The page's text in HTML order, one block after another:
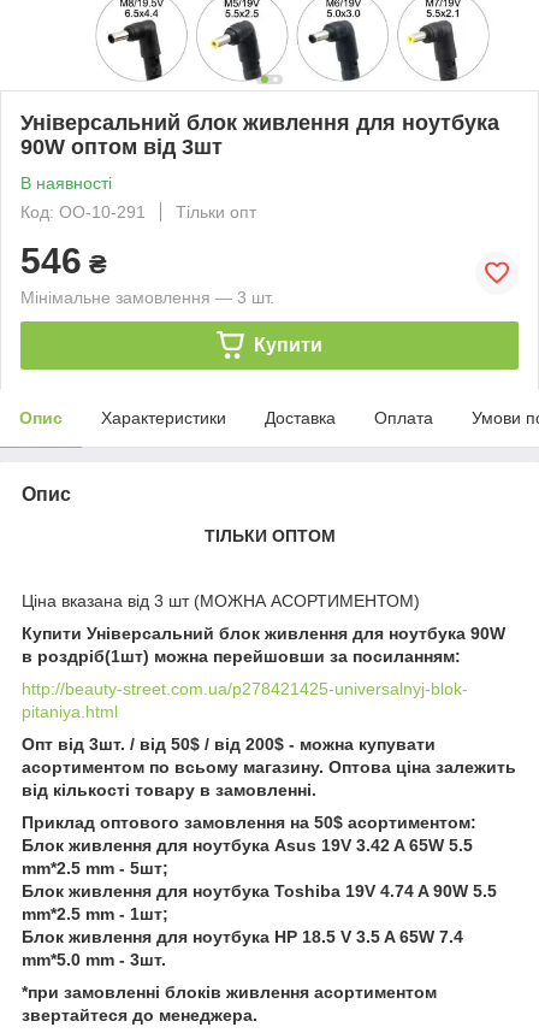
Універсальний блок живлення для ноутбука
90W оптом від 3шт
В наявності
Код: ОО-10-291
Тільки опт
546 ₴
Мінімальне замовлення — 3 шт.
Купити
Опис Характеристики Доставка Оплата Умови
Опис
ТІЛЬКИ ОПТОМ
Ціна вказана від 3 шт (МОЖНА АСОРТИМЕНТОМ)
Купити Універсальний блок живлення для ноутбука 90W
в роздріб(1шт) можна перейшовши за посиланням:
http://beauty-street.com.ua/p278421425-universalnyj-blok-
pitaniya.html
Опт від 3шт. / від 50$ / від 200$ - можна купувати
асортиментом по всьому магазину. Оптова ціна залежить
від кількості товару в замовленні.
Приклад оптового замовлення на 50$ асортиментом:
Блок живлення для ноутбука Asus 19V 3.42 A 65W 5.5
mm*2.5 mm - 5шт;
Блок живлення для ноутбука Toshiba 19V 4.74 A 90W 5.5
mm*2.5 mm - 1шт;
Блок живлення для ноутбука HP 18.5 V 3.5 A 65W 7.4
mm*5.0 mm - 3шт.
*при замовленні блоків живлення асортиментом
звертайтеся до менеджера.